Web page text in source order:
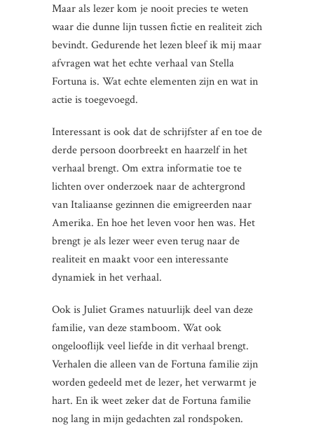
Maar als lezer kom je nooit precies te weten
waar die dunne lijn tussen fictie en realiteit zich
bevindt. Gedurende het lezen bleef ik mij maar
afvragen wat het echte verhaal van Stella
Fortuna is. Wat echte elementen zijn en wat in
actie is toegevoegd.
Interessant is ook dat de schrijfster af en toe de
derde persoon doorbreekt en haarzelf in het
verhaal brengt. Om extra informatie toe te
lichten over onderzoek naar de achtergrond
van Italiaanse gezinnen die emigreerden naar
Amerika. En hoe het leven voor hen was. Het
brengt je als lezer weer even terug naar de
realiteit en maakt voor een interessante
dynamiek in het verhaal.
Ook is Juliet Grames natuurlijk deel van deze
familie, van deze stamboom. Wat ook
ongelooflijk veel liefde in dit verhaal brengt.
Verhalen die alleen van de Fortuna familie zijn
worden gedeeld met de lezer, het verwarmt je
hart. En ik weet zeker dat de Fortuna familie
nog lang in mijn gedachten zal rondspoken.